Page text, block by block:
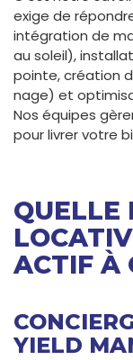
exige de
intégration de
au soleil),
pointe, création
nage) et
Nos équipes
pour livrer votre
QUELLE
ACTIF À
YIELD